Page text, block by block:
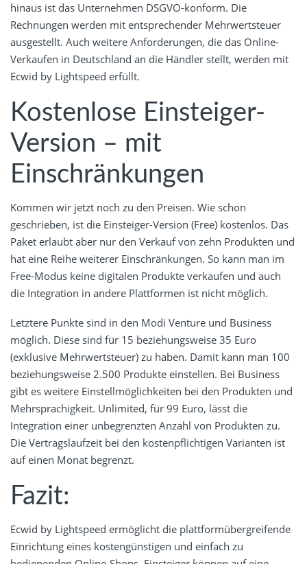
hinaus ist das Unternehmen DSGVO-konform. Die
Rechnungen werden mit entsprechender Mehrwertsteuer
ausgestellt. Auch weitere Anforderungen, die das Online-
Verkaufen in Deutschland an die Händler stellt, werden mit
Ecwid by Lightspeed erfüllt.
Kostenlose Einsteiger-
Version – mit
Einschränkungen
Kommen wir jetzt noch zu den Preisen. Wie schon
geschrieben, ist die Einsteiger-Version (Free) kostenlos. Das
Paket erlaubt aber nur den Verkauf von zehn Produkten und
hat eine Reihe weiterer Einschränkungen. So kann man im
Free-Modus keine digitalen Produkte verkaufen und auch
die Integration in andere Plattformen ist nicht möglich.
Letztere Punkte sind in den Modi Venture und Business
möglich. Diese sind für 15 beziehungsweise 35 Euro
(exklusive Mehrwertsteuer) zu haben. Damit kann man 100
beziehungsweise 2.500 Produkte einstellen. Bei Business
gibt es weitere Einstellmöglichkeiten bei den Produkten und
Mehrsprachigkeit. Unlimited, für 99 Euro, lässt die
Integration einer unbegrenzten Anzahl von Produkten zu.
Die Vertragslaufzeit bei den kostenpflichtigen Varianten ist
auf einen Monat begrenzt.
Fazit:
Ecwid by Lightspeed ermöglicht die plattformübergreifende
Einrichtung eines kostengünstigen und einfach zu